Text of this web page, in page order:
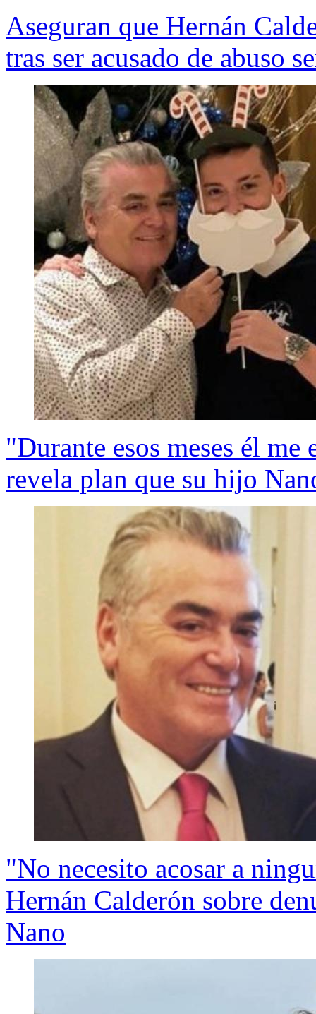
Aseguran que Hernán
tras ser acusado de abuso
"Durante esos meses él
revela plan que su hijo
"No necesito acosar a
Hernán Calderón sobre
Nano